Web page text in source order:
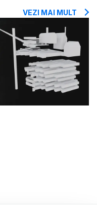
VEZI MAI MULT